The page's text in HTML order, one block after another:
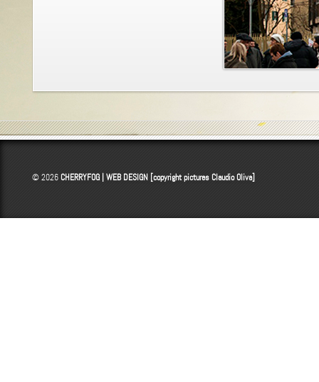
© 2026CHERRYFOG | WEB DESIGN [copyright picturesClaudio Oliva]